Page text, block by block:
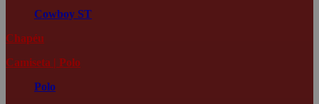
Cowboy ST
Chapéu
Camiseta | Polo
Polo